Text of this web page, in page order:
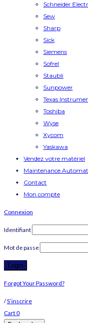
Schneider
Sew
Sharp
Sick
Siemens
Sofrel
Staubli
Sunpower
Texas
Toshiba
Wyse
Xycom
Yaskawa
Vendez votre matériel
Maintenance
Contact
Mon compte
Connexion
Identifiant
Mot de passe
Forgot Your Password?
/S’inscrire
Cart0